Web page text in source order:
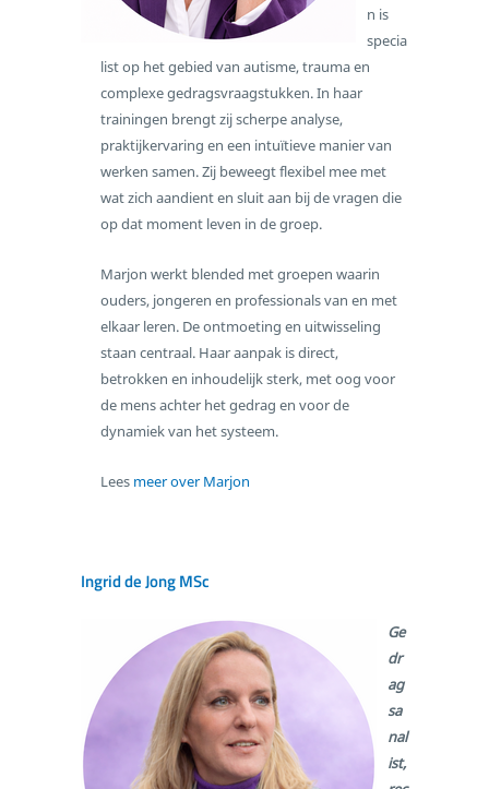
n is
specia
list op het gebied van autisme, trauma en
complexe gedragsvraagstukken. In haar
trainingen brengt zij scherpe analyse,
praktijkervaring en een intuïtieve manier van
werken samen. Zij beweegt flexibel mee met
wat zich aandient en sluit aan bij de vragen die
op dat moment leven in de groep.
Marjon werkt blended met groepen waarin
ouders, jongeren en professionals van en met
elkaar leren. De ontmoeting en uitwisseling
staan centraal. Haar aanpak is direct,
betrokken en inhoudelijk sterk, met oog voor
de mens achter het gedrag en voor de
dynamiek van het systeem.
Lees meer over Marjon
Ingrid de Jong MSc
Ge
dr
ag
sa
nal
ist,